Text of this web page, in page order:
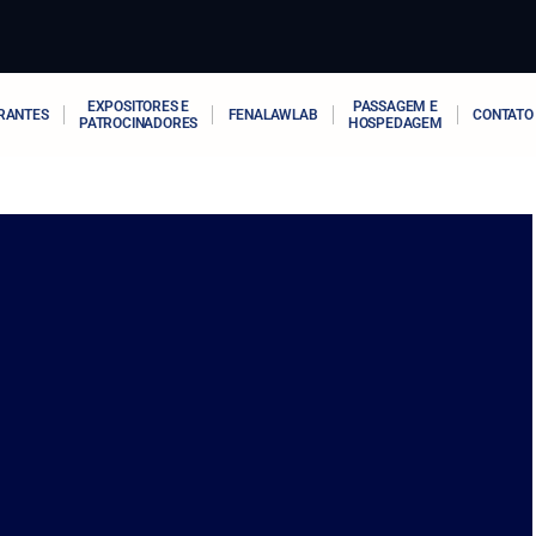
EXPOSITORES E
PATROCINADORES
FENALAWLAB
PASSAGEM E
HOSPEDAGEM
CONTATO